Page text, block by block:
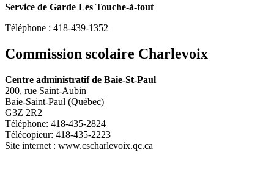
Service de Garde Les Touche-à-tout
Téléphone : 418-439-1352
Commission scolaire Charlevoix
Centre administratif de Baie-St-Paul
200, rue Saint-Aubin
Baie-Saint-Paul (Québec)
G3Z 2R2
Téléphone: 418-435-2824
Télécopieur: 418-435-2223
Site internet : www.cscharlevoix.qc.ca